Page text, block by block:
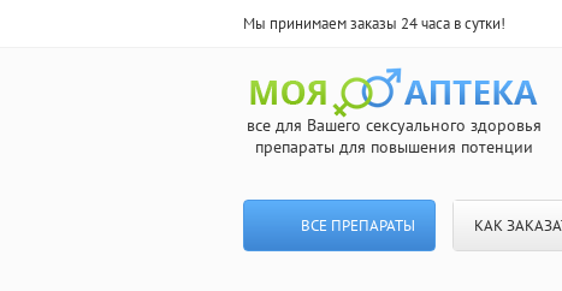
Мы принимаем заказы 24 часа в сутки!
все для Вашего сексуального здоровья
препараты для повышения потенции
ВСЕ ПРЕПАРАТЫ КАК